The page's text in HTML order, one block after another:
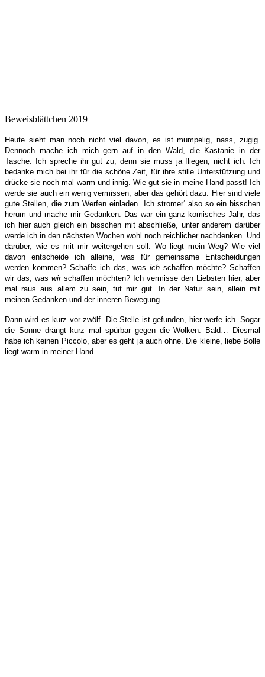
Beweisblättchen 2019
Heute sieht man noch nicht viel davon, es ist mumpelig, nass, zugig.
Dennoch mache ich mich gern auf in den Wald, die Kastanie in der
Tasche. Ich spreche ihr gut zu, denn sie muss ja fliegen, nicht ich. Ich
bedanke mich bei ihr für die schöne Zeit, für ihre stille Unterstützung und
drücke sie noch mal warm und innig. Wie gut sie in meine Hand passt! Ich
werde sie auch ein wenig vermissen, aber das gehört dazu. Hier sind viele
gute Stellen, die zum Werfen einladen. Ich stromer‘ also so ein bisschen
herum und mache mir Gedanken. Das war ein ganz komisches Jahr, das
ich hier auch gleich ein bisschen mit abschließe, unter anderem darüber
werde ich in den nächsten Wochen wohl noch reichlicher nachdenken. Und
darüber, wie es mit mir weitergehen soll. Wo liegt mein Weg? Wie viel
davon entscheide ich alleine, was für gemeinsame Entscheidungen
werden kommen? Schaffe ich das, was ichschaffen möchte? Schaffen
wir das, was wirschaffen möchten? Ich vermisse den Liebsten hier, aber
mal raus aus allem zu sein, tut mir gut. In der Natur sein, allein mit
meinen Gedanken und der inneren Bewegung.
Dann wird es kurz vor zwölf. Die Stelle ist gefunden, hier werfe ich. Sogar
die Sonne drängt kurz mal spürbar gegen die Wolken. Bald… Diesmal
habe ich keinen Piccolo, aber es geht ja auch ohne. Die kleine, liebe Bolle
liegt warm in meiner Hand.